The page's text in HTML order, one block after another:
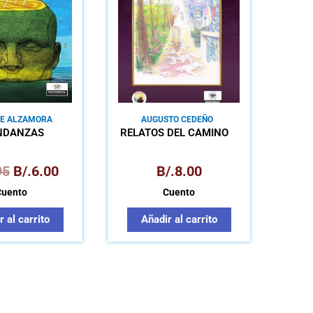
ALZAMORA
B/.8.95.
B/.6.00
B/.6.00.
al carrito
AUGUSTO CEDEÑO
RELATOS DEL CAMINO
B/.8.00
Cuento
Añadir al carrito